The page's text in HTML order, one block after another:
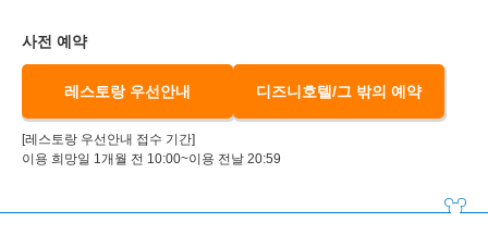
사전 예약
레스토랑 우선안내 디즈니호텔/그 밖의 예약
[레스토랑 우선안내 접수 기간]
이용 희망일 1개월 전 10:00~이용 전날 20:59